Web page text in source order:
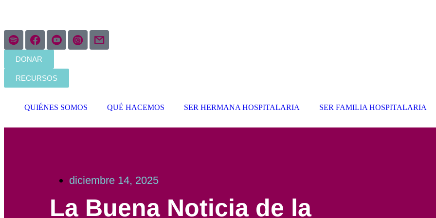
DONAR
RECURSOS
QUIÉNES SOMOS QUÉ HACEMOS SER HERMANA HOSPITALARIA SER FAMILIA HOSPITALARIA
diciembre 14, 2025
La Buena Noticia de la